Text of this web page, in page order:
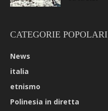
CATEGORIE POPOLARI
News
italia
etnismo
Polinesia in diretta